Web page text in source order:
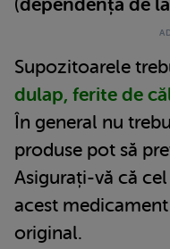
(dependență de
Supozitoarele
dulap, ferite de
În general nu
produse pot să
Asigurați-vă că
acest
original.